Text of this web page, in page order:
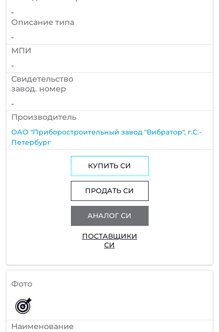
-
Описание типа
-
МПИ
-
Cвидетельство
завод. номер
-
Производитель
ОАО "Приборостроительный завод "Вибратор", г.С.-
Петербург
КУПИТЬ СИ
ПРОДАТЬ СИ
АНАЛОГ СИ
ПОСТАВЩИКИ
СИ
Фото
Наименование